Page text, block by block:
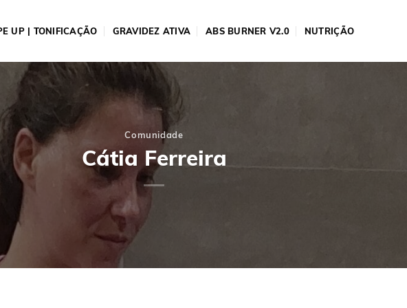
UP | TONIFICAÇÃO GRAVIDEZ ATIVA ABS BURNER V2.0 NUTRIÇÃO
Comunidade
Cátia Ferreira